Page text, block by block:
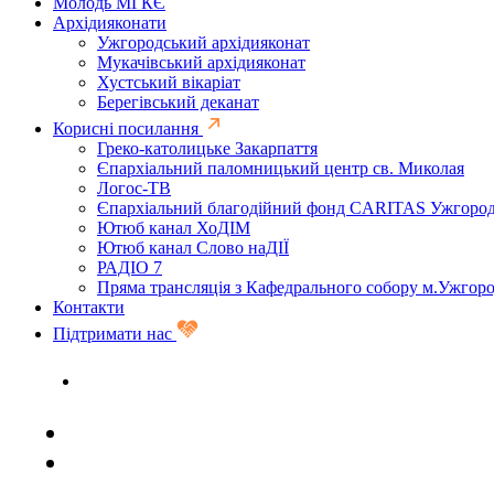
Архідияконати
Ужгородський архідияконат
Мукачівський архідияконат
Хустський вікаріат
Берегівський деканат
Корисні посилання
Греко-католицьке Закарпаття
Єпархіальний паломницький центр св. Миколая
Логос-ТВ
Єпархіальний благодійний фонд CARITAS
Ютюб канал ХоДІМ
Ютюб канал Слово наДІЇ
РАДІО 7
Пряма трансляція з Кафедрального собору
Контакти
Підтримати нас